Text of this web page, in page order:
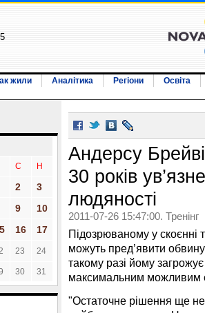
жили Аналітика Регіони
Освіта
С Н
2
3
9
10
16
17
23 24
30 31
Андерсу
30 років
людяності
2011-07-26 15:47:00. Тренінг
Підозрюваному у скоєнні
можуть пред’явити
такому разі йому
максимальним можливим
"Остаточне рішення ще